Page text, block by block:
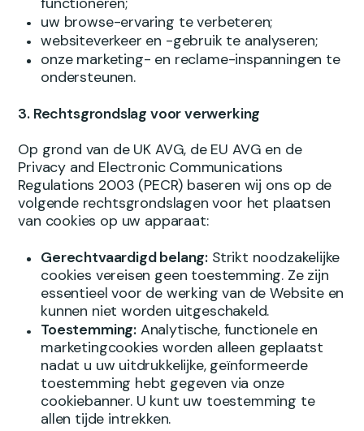
uw browse-ervaring te verbeteren;
websiteverkeer en -gebruik te analyseren;
onze marketing- en reclame-inspanningen te
ondersteunen.
3. Rechtsgrondslag voor verwerking
Op grond van de UK AVG, de EU AVG en de
Privacy and Electronic Communications
Regulations 2003 (PECR) baseren wij ons op de
volgende rechtsgrondslagen voor het plaatsen
van cookies op uw apparaat:
Gerechtvaardigd belang: Strikt noodzakelijke
cookies vereisen geen toestemming. Ze zijn
essentieel voor de werking van de Website en
kunnen niet worden uitgeschakeld.
Toestemming: Analytische, functionele en
marketingcookies worden alleen geplaatst
nadat u uw uitdrukkelijke, geïnformeerde
toestemming hebt gegeven via onze
cookiebanner. U kunt uw toestemming te
allen tijde intrekken.